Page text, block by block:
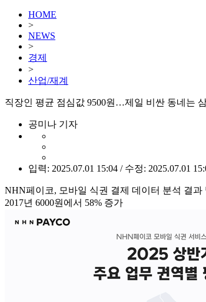
HOME
>
NEWS
>
경제
>
산업/재계
직장인 평균 점심값 9500원…제일 비싼 동네는
공미나 기자
입력: 2025.07.01 15:04 / 수정: 2025.07.01
NHN페이코, 모바일 식권 결제 데이터 분석 결과
2017년 6000원에서 58% 증가